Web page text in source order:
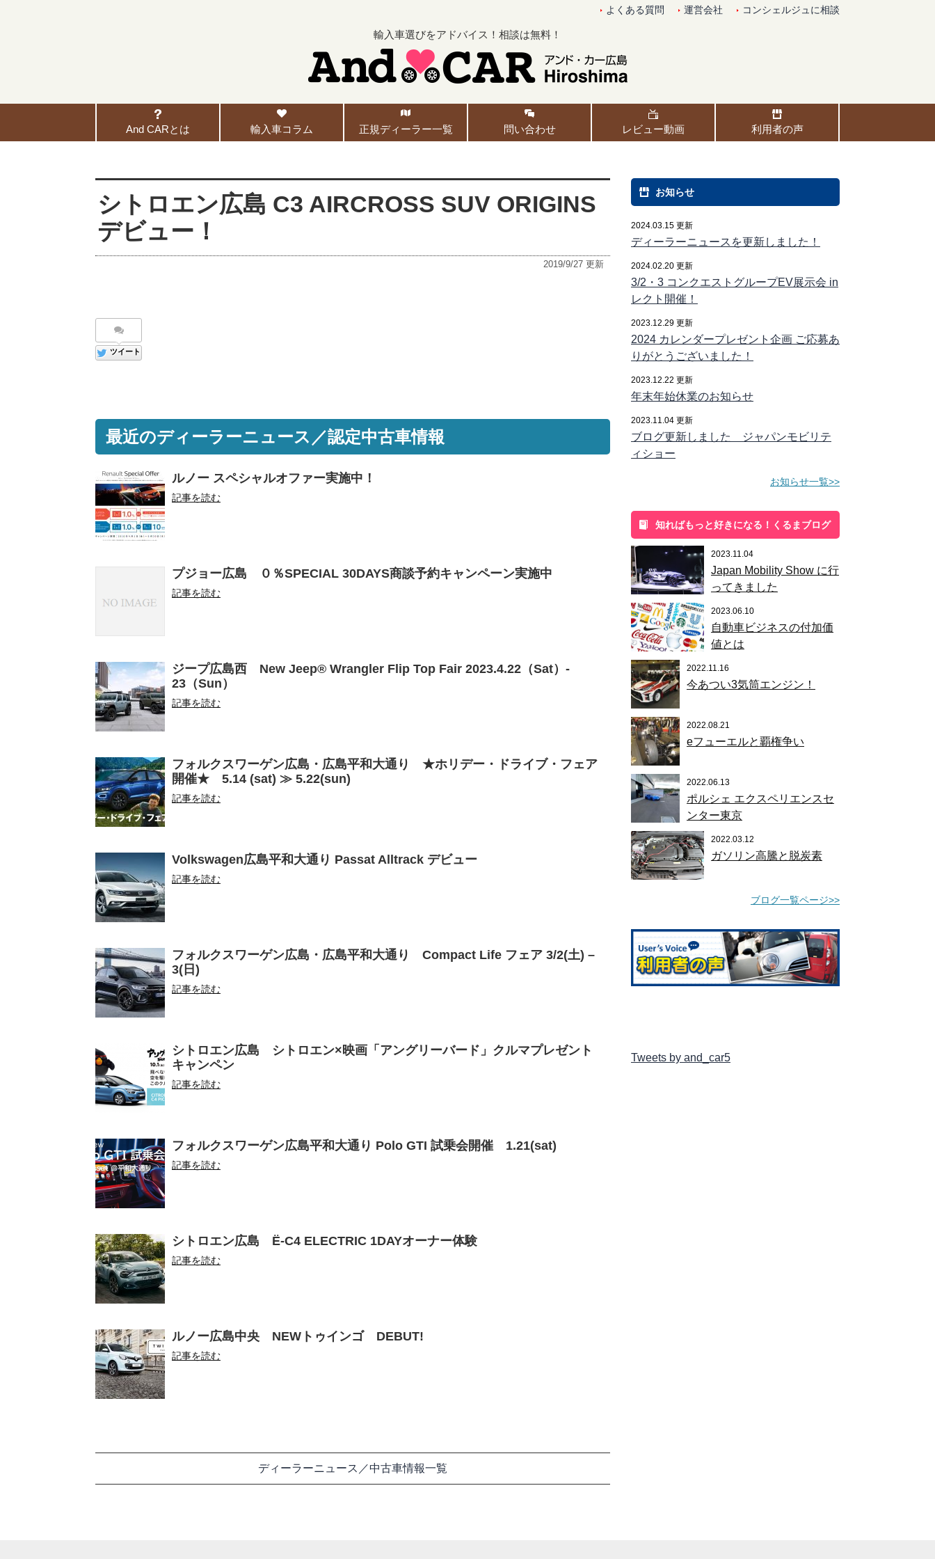
よくある質問 運営会社 コンシェルジュに相談
輸入車選びをアドバイス！相談は無料！
And CARとは 輸入車コラム 正規ディーラー一覧 問い合わせ レビュー動画 利用者の声
シトロエン広島 C3 AIRCROSS SUV ORIGINS
デビュー！
2019/9/27 更新
ツイート
最近のディーラーニュース／認定中古車情報
ルノー スペシャルオファー実施中！
記事を読む
プジョー広島 ０％SPECIAL 30DAYS商談予約キャンペーン実施中
記事を読む
ジープ広島西 New Jeep® Wrangler Flip Top Fair 2023.4.22（Sat）-
23（Sun）
記事を読む
フォルクスワーゲン広島・広島平和大通り ★ホリデー・ドライブ・フェア
開催★ 5.14 (sat) ≫ 5.22(sun)
記事を読む
Volkswagen広島平和大通り Passat Alltrack デビュー
記事を読む
フォルクスワーゲン広島・広島平和大通り Compact Life フェア 3/2(土) –
3(日)
記事を読む
シトロエン広島 シトロエン×映画「アングリーバード」クルマプレゼント
キャンペン
記事を読む
フォルクスワーゲン広島平和大通り Polo GTI 試乗会開催 1.21(sat)
記事を読む
シトロエン広島 Ë-C4 ELECTRIC 1DAYオーナー体験
記事を読む
ルノー広島中央 NEWトゥインゴ DEBUT!
記事を読む
ディーラーニュース／中古車情報一覧
お知らせ
2024.03.15 更新
ディーラーニュースを更新しました！
2024.02.20 更新
3/2・3 コンクエストグループEV展示会 in
レクト開催！
2023.12.29 更新
2024 カレンダープレゼント企画 ご応募あ
りがとうございました！
2023.12.22 更新
年末年始休業のお知らせ
2023.11.04 更新
ブログ更新しました ジャパンモビリテ
ィショー
お知らせ一覧>>
知ればもっと好きになる！くるまブログ
2023.11.04
Japan Mobility Show に行
ってきました
2023.06.10
自動車ビジネスの付加価
値とは
2022.11.16
今あつい3気筒エンジン！
2022.08.21
eフューエルと覇権争い
2022.06.13
ポルシェ エクスペリエンスセ
ンター東京
2022.03.12
ガソリン高騰と脱炭素
ブログ一覧ページ>>
Tweets by and_car5